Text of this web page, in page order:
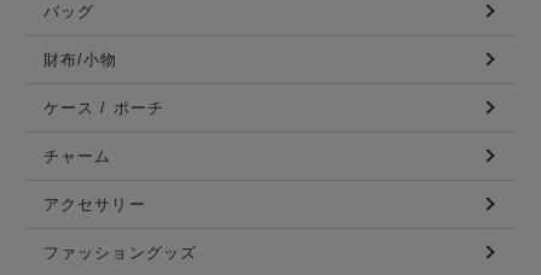
バッグ
財布/小物
ケース / ポーチ
チャーム
アクセサリー
ファッショングッズ